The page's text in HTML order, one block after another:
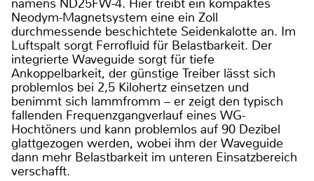
namens ND25FW-4. Hier treibt ein kompaktes
Neodym-Magnetsystem eine ein Zoll
durchmessende beschichtete Seidenkalotte an. Im
Luftspalt sorgt Ferrofluid für Belastbarkeit. Der
integrierte Waveguide sorgt für tiefe
Ankoppelbarkeit, der günstige Treiber lässt sich
problemlos bei 2,5 Kilohertz einsetzen und
benimmt sich lammfromm – er zeigt den typisch
fallenden Frequenzgangverlauf eines WG-
Hochtöners und kann problemlos auf 90 Dezibel
glattgezogen werden, wobei ihm der Waveguide
dann mehr Belastbarkeit im unteren Einsatzbereich
verschafft.